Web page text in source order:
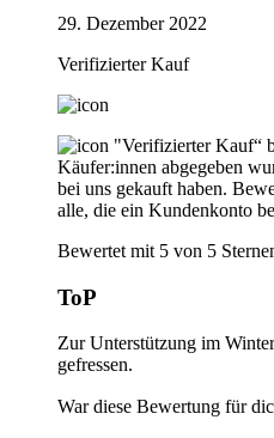
29. Dezember 2022
Verifizierter Kauf
"Verifizierter Kauf“
Käufer:innen abgegeben
bei uns gekauft haben.
alle, die ein Kundenkonto
Bewertet mit 5 von 5
ToP
Zur Unterstützung im
gefressen.
War diese Bewertung für